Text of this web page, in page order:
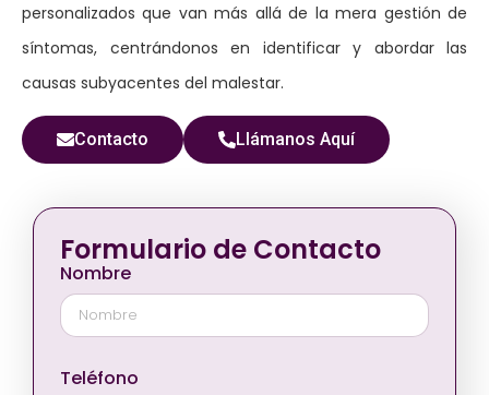
personalizados que van más allá de la mera gestión de
síntomas, centrándonos en identificar y abordar las
causas subyacentes del malestar.
Contacto Llámanos Aquí
Formulario de Contacto
Nombre
Teléfono